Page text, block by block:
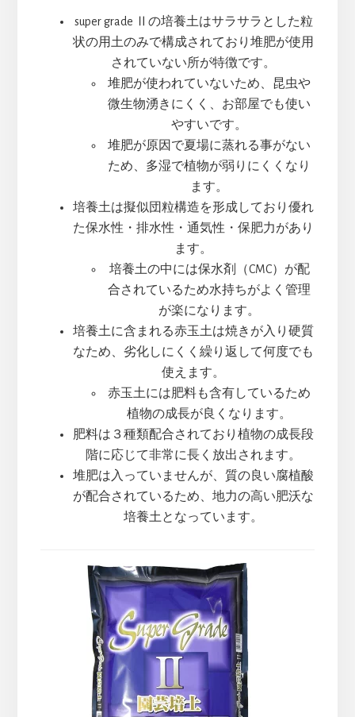
super grade Ⅱの培養土はサラサラとした粒
状の用土のみで構成されており堆肥が使用
されていない所が特徴です。
堆肥が使われていないため、昆虫や
微生物湧きにくく、お部屋でも使い
やすいです。
堆肥が原因で夏場に蒸れる事がない
ため、多湿で植物が弱りにくくなり
ます。
培養土は擬似団粒構造を形成しており優れ
た保水性・排水性・通気性・保肥力があり
ます。
培養土の中には保水剤（CMC）が配
合されているため水持ちがよく管理
が楽になります。
培養土に含まれる赤玉土は焼きが入り硬質
なため、劣化しにくく繰り返して何度でも
使えます。
赤玉土には肥料も含有しているため
植物の成長が良くなります。
肥料は３種類配合されており植物の成長段
階に応じて非常に長く放出されます。
堆肥は入っていませんが、質の良い腐植酸
が配合されているため、地力の高い肥沃な
培養土となっています。